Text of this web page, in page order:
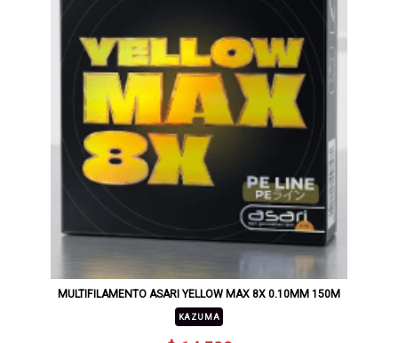
MULTIFILAMENTO ASARI YELLOW MAX 8X 0.10MM 150M
KAZUMA